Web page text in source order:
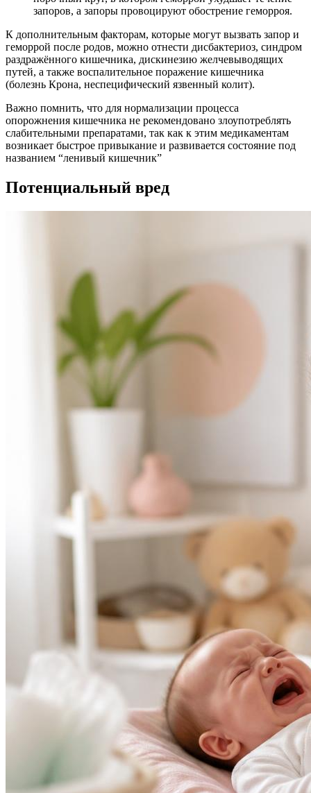
запоров, а запоры провоцируют обострение геморроя.
К дополнительным факторам, которые могут вызвать запор и
геморрой после родов, можно отнести дисбактериоз, синдром
раздражённого кишечника, дискинезию желчевыводящих
путей, а также воспалительное поражение кишечника
(болезнь Крона, неспецифический язвенный колит).
Важно помнить, что для нормализации процесса
опорожнения кишечника не рекомендовано злоупотреблять
слабительными препаратами, так как к этим медикаментам
возникает быстрое привыкание и развивается состояние под
названием “ленивый кишечник”
Потенциальный вред